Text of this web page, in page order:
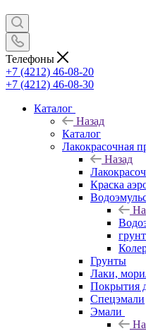
Телефоны
+7 (4212) 46-08-20
+7 (4212) 46-08-30
Каталог
Назад
Каталог
Лакокрасочная
Назад
Краска
Грунты
Лаки,
Покрытия
Спецэмали
Эмали